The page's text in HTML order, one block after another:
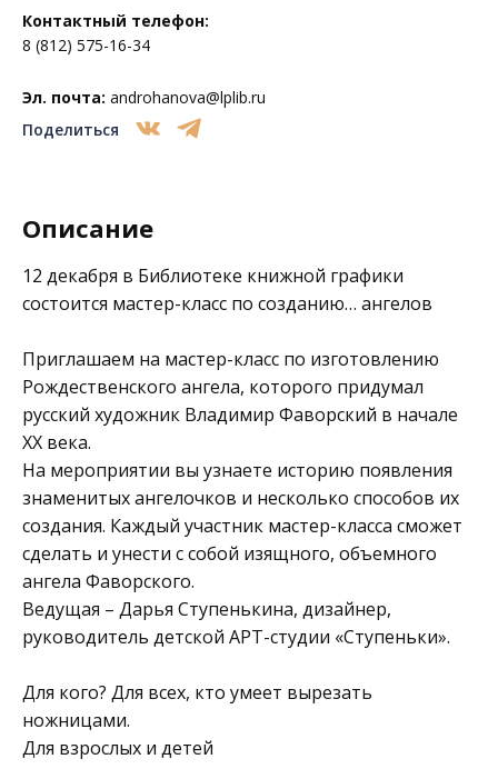
Контактный телефон:
8 (812) 575-16-34
Эл. почта: androhanova@lplib.ru
Поделиться
Описание
12 декабря в Библиотеке книжной графики
состоится мастер-класс по созданию… ангелов
Приглашаем на мастер-класс по изготовлению
Рождественского ангела, которого придумал
русский художник Владимир Фаворский в начале
XX века.
На мероприятии вы узнаете историю появления
знаменитых ангелочков и несколько способов их
создания. Каждый участник мастер-класса сможет
сделать и унести с собой изящного, объемного
ангела Фаворского.
Ведущая – Дарья Ступенькина, дизайнер,
руководитель детской АРТ-студии «Ступеньки».
Для кого? Для всех, кто умеет вырезать
ножницами.
Для взрослых и детей